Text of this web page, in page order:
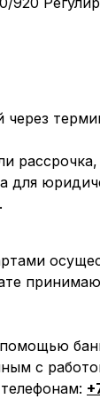
через
рассрочка,
для
с